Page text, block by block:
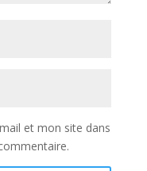
et mon site dans